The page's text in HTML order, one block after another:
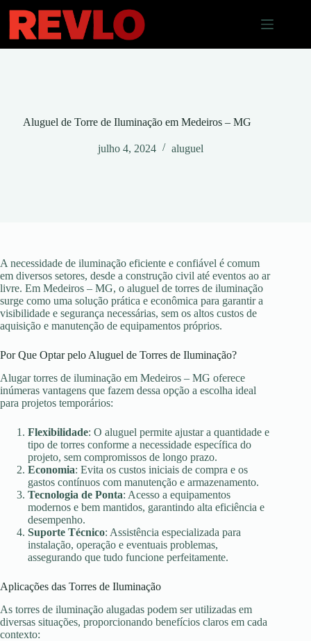
para
conteúdo
Aluguel de Torre de Iluminação em Medeiros – MG
julho 4, 2024 aluguel
A necessidade de iluminação eficiente e confiável é comum
em diversos setores, desde a construção civil até eventos ao ar
livre. Em Medeiros – MG, o aluguel de torres de iluminação
surge como uma solução prática e econômica para garantir a
visibilidade e segurança necessárias, sem os altos custos de
aquisição e manutenção de equipamentos próprios.
Por Que Optar pelo Aluguel de Torres de Iluminação?
Alugar torres de iluminação em Medeiros – MG oferece
inúmeras vantagens que fazem dessa opção a escolha ideal
para projetos temporários:
Flexibilidade: O aluguel permite ajustar a quantidade e
tipo de torres conforme a necessidade específica do
projeto, sem compromissos de longo prazo.
Economia: Evita os custos iniciais de compra e os
gastos contínuos com manutenção e armazenamento.
Tecnologia de Ponta: Acesso a equipamentos
modernos e bem mantidos, garantindo alta eficiência e
desempenho.
Suporte Técnico: Assistência especializada para
instalação, operação e eventuais problemas,
assegurando que tudo funcione perfeitamente.
Aplicações das Torres de Iluminação
As torres de iluminação alugadas podem ser utilizadas em
diversas situações, proporcionando benefícios claros em cada
contexto: